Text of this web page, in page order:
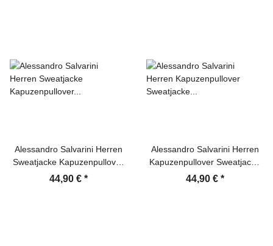
Alessandro Salvarini Herren
Sweatjacke Kapuzenpullover
Jacke Hoodie Navy
44,90 € *
Alessandro Salvarini Herren
Kapuzenpullover Sweatjacke
Kapuzen Hoodie Dunkelgrau
44,90 € *